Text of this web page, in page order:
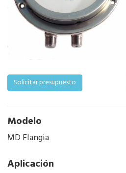
Solicitar presupuesto
Modelo
MD Flangia
Aplicación